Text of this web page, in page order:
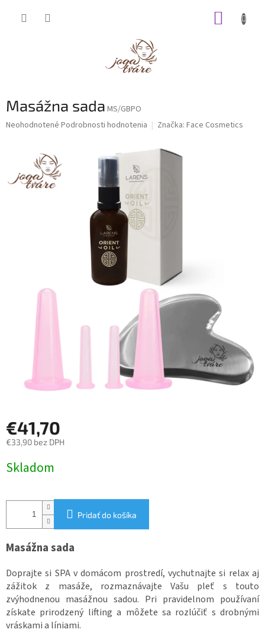
Masážna sada MS/GBPO
Priemerné
z
Neohodnotené Podrobnosti hodnotenia Značka: Face Cosmetics
€41,70
€33,90 bez DPH
cena:
Skladom
Pridať do košíka
Masážna sada
Doprajte si SPA v domácom prostredí, vychutnajte si relax aj
zážitok z masáže, rozmaznávajte Vašu pleť s touto
zvýhodnenou masážnou sadou. Pri pravidelnom používaní
získate prirodzený lifting a môžete sa rozlúčiť s drobnými
vráskami a líniami.